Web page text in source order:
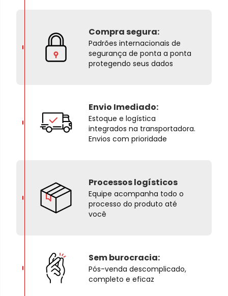
Compra segura:
Padrões internacionais de
segurança de ponta a ponta
protegendo seus dados
Envio Imediado:
Estoque e logística
integrados na transportadora.
Envios com prioridade
Processos logísticos
Equipe acompanha todo o
processo do produto até
você
Sem burocracia:
Pós-venda descomplicado,
completo e eficaz